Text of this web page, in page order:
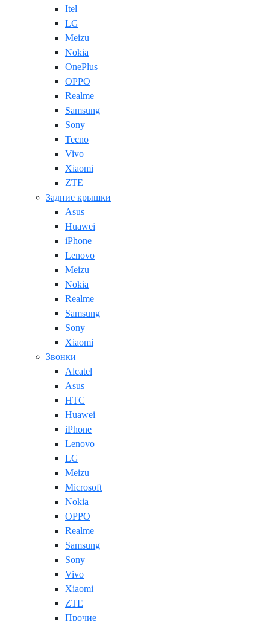
Itel
LG
Meizu
Nokia
OnePlus
OPPO
Realme
Samsung
Sony
Tecno
Vivo
Xiaomi
ZTE
Задние крышки
Asus
Huawei
iPhone
Lenovo
Meizu
Nokia
Realme
Samsung
Sony
Xiaomi
Звонки
Alcatel
Asus
HTC
Huawei
iPhone
Lenovo
LG
Meizu
Microsoft
Nokia
OPPO
Realme
Samsung
Sony
Vivo
Xiaomi
ZTE
Прочие